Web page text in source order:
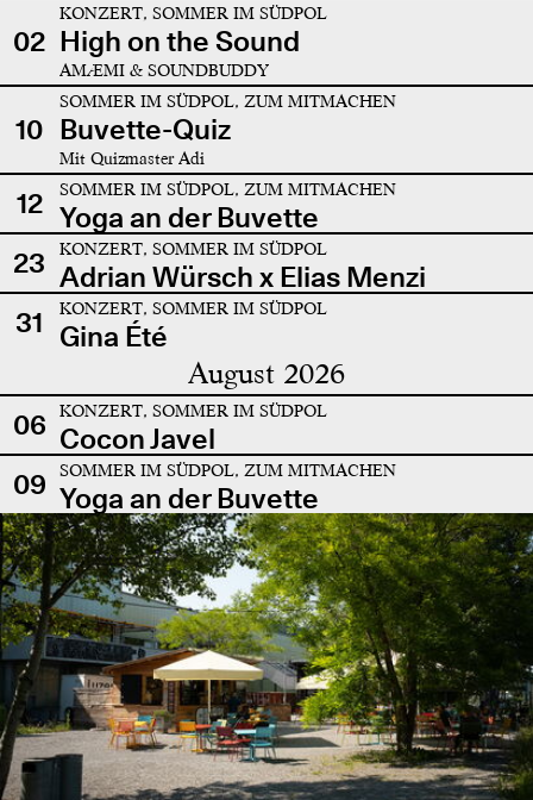
02
KONZERT, SOMMER IM SÜDPOL
High on the Sound
AMÆMI & SOUNDBUDDY
10
SOMMER IM SÜDPOL, ZUM MITMACHEN
Buvette-Quiz
Mit Quizmaster Adi
12 SOMMER IM SÜDPOL, ZUM MITMACHEN
Yoga an der Buvette
23
KONZERT, SOMMER IM SÜDPOL
Adrian Würsch x Elias Menzi
31
KONZERT, SOMMER IM SÜDPOL
Gina Été
August 2026
06 KONZERT, SOMMER IM SÜDPOL
Cocon Javel
09
SOMMER IM SÜDPOL, ZUM MITMACHEN
Yoga an der Buvette